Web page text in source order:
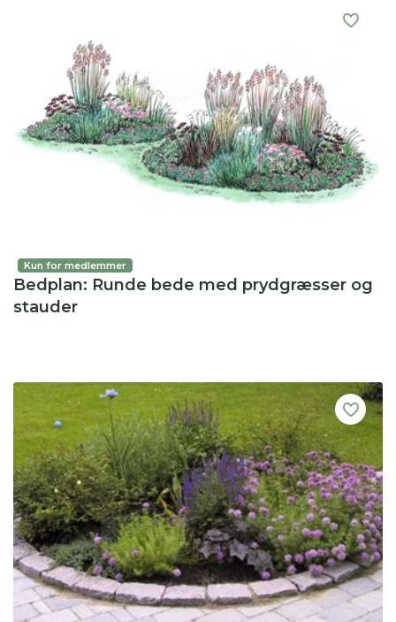
Kun for medlemmer
Bedplan: Runde bede med prydgræsser og
stauder